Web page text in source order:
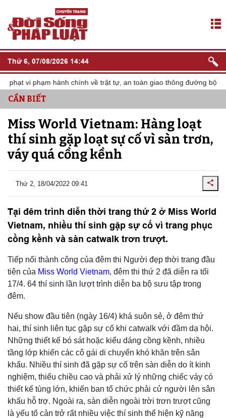
Thứ 6, 07/08/2026 14:44
vi phạm hành chính về trật tự, an toàn giao thông đường bộ
CẦN BIẾT
Miss World Vietnam: Hàng loạt
thí sinh gặp loạt sự cố vì sàn trơn,
váy quá cồng kềnh
Thứ 2, 18/04/2022 09:41
Tại đêm trình diễn thời trang thứ 2 ở Miss World
Vietnam, nhiều thí sinh gặp sự cố vì trang phục
cồng kềnh và sàn catwalk trơn trượt.
Tiếp nối thành công của đêm thi Người đẹp thời trang đầu
tiên của Miss World Vietnam, đêm thi thứ 2 đã diễn ra tối
17/4. 64 thí sinh lần lượt trình diễn ba bộ sưu tập trong
đêm.
Nếu show đầu tiên (ngày 16/4) khá suôn sẻ, ở đêm thứ
hai, thí sinh liên tục gặp sự cố khi catwalk với đầm dạ hội.
Những thiết kế bó sát hoặc kiểu dáng cồng kềnh, nhiều
tầng lớp khiến các cô gái di chuyển khó khăn trên sân
khấu. Nhiều thí sinh đã gặp sự cố trên sàn diễn do ít kinh
nghiệm, thiếu chiều cao và phải xử lý những chiếc váy có
thiết kế tùng lớn, khiến ban tổ chức phải cử người lên sân
khấu hỗ trợ. Ngoài ra, sàn diễn ngoài trời trơn trượt cũng
là yếu tố cản trở rất nhiều việc thí sinh thể hiện kỹ năng